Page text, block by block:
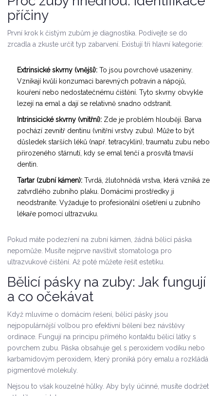
příčiny
První krok k čistým zubům je diagnostika. Podívejte se do
zrcadla a zkuste určit typ zabarvení. Existují tři hlavní kategorie:
Extrinsické skvrny (vnější): To jsou povrchové usazeniny.
Vznikají kvůli konzumaci barevných potravin a nápojů,
kouření nebo nedostatečnému čištění. Tyto skvrny obvykle
lezejí na emal a dají se relativně snadno odstranit.
Intrinsicické skvrny (vnitřní): Zde je problém hlouběji. Barva
pochází zevnitř dentinu (vnitřní vrstvy zubu). Může to být
důsledek starších léků (např. tetracyklin), traumatu zubu nebo
přirozeného stárnutí, kdy se emal tenčí a prosvítá tmavší
dentin.
Tartar (zubní kámen): Tvrdá, žlutohnědá vrstva, která vzniká ze
zatvrdlého zubního plaku. Domácími prostředky ji
neodstraníte. Vyžaduje to profesionální ošetření u zubního
lékaře pomocí ultrazvuku.
Pokud máte podezření na zubní kámen, žádná bělicí páska
nepomůže. Musíte nejprve navštívit stomatologa pro
ultrazvukové čištění. Až poté můžete řešit estetiku.
Bělicí pásky na zuby: Jak fungují
a co očekávat
Když mluvíme o domácím řešení, bělicí pásky jsou
nejpopulárnější volbou pro efektivní bělení bez návštěvy
ordinace . Fungují na principu přímého kontaktu bělicí látky s
povrchem zubu. Páska obsahuje gel s peroxidem vodíku nebo
karbamidovým peroxidem, který proniká póry emalu a rozkládá
pigmentové molekuly.
Nejsou to však kouzelné hůlky. Aby byly účinné, musíte dodržet